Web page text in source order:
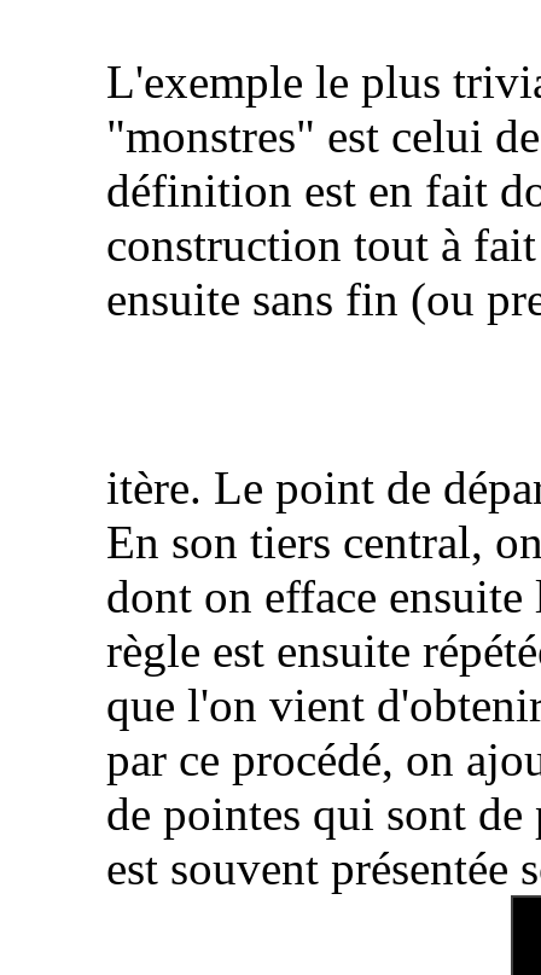
L'exemple le plus
"monstres" est celui
définition est en fait
construction tout à
ensuite sans fin (ou
itère. Le point de
En son tiers central,
dont on efface
règle est ensuite
que l'on vient
par ce procédé, on
de pointes qui sont
est souvent